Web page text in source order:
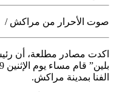
صوت الأحرار من مراكش /
اكدت مصادر مطلعة، أن
بلين” قام مساء
الفنا بمدينة مراكش.